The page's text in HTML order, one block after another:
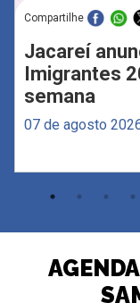
Compartilhe
Jacareí
Imigrantes
semana
07 de agosto